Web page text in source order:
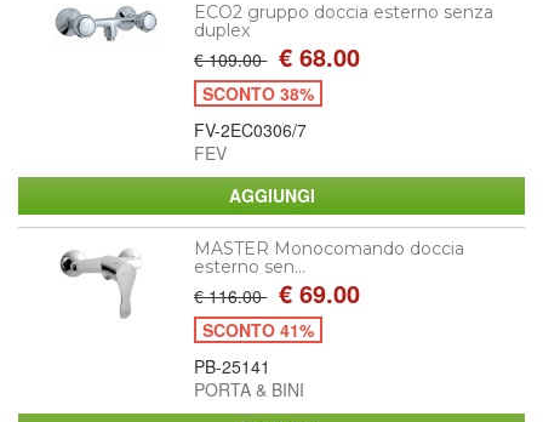
ECO2 gruppo doccia esterno senza
duplex
€ 109.00 € 68.00
SCONTO 38%
FV-2EC0306/7
FEV
MASTER Monocomando doccia
esterno sen...
€ 116.00 € 69.00
SCONTO 41%
PB-25141
PORTA & BINI